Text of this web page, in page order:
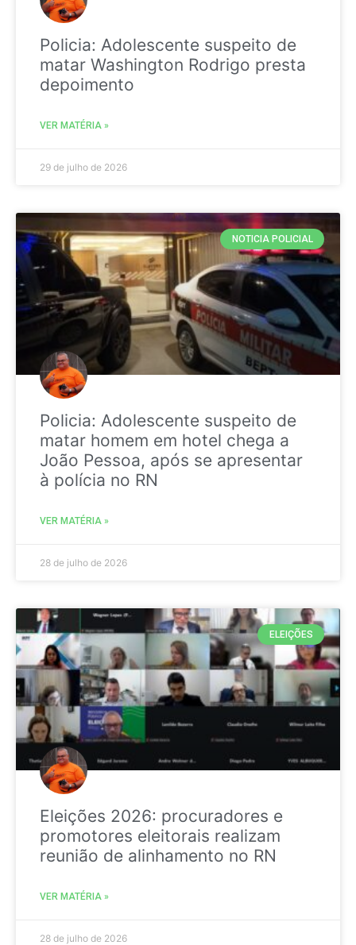
Policia: Adolescente suspeito de
matar Washington Rodrigo presta
depoimento
VER MATÉRIA »
29 de julho de 2026
NOTICIA POLICIAL
Policia: Adolescente suspeito de
matar homem em hotel chega a
João Pessoa, após se apresentar
à polícia no RN
VER MATÉRIA »
28 de julho de 2026
ELEIÇÕES
Eleições 2026: procuradores e
promotores eleitorais realizam
reunião de alinhamento no RN
VER MATÉRIA »
28 de julho de 2026